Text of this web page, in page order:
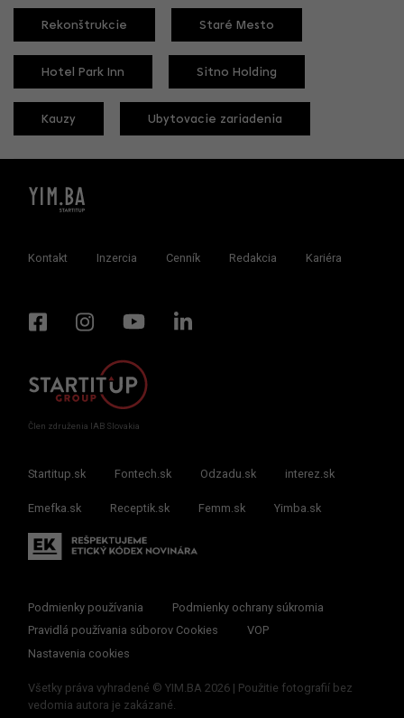
Rekonštrukcie Staré Mesto
Hotel Park Inn Sitno Holding
Kauzy Ubytovacie zariadenia
Kontakt Inzercia Cenník Redakcia Kariéra
Člen združenia IAB Slovakia
Startitup.sk Fontech.sk Odzadu.sk interez.sk
Emefka.sk Receptik.sk Femm.sk Yimba.sk
Podmienky používania
Podmienky ochrany súkromia
Pravidlá používania súborov Cookies
VOP
Nastavenia cookies
Všetky práva vyhradené © YIM.BA 2026 | Použitie fotografií bez
vedomia autora je zakázané.